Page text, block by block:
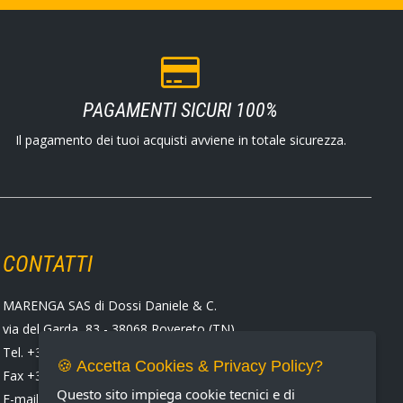
PAGAMENTI SICURI 100%
Il pagamento dei tuoi acquisti avviene in totale sicurezza.
CONTATTI
MARENGA SAS di Dossi Daniele & C.
via del Garda, 83 - 38068 Rovereto (TN)
Tel. +39 0464 424258
Fax +39 0464 430938
E-mail:
marenga@marenga.it
🍪 Accetta Cookies & Privacy Policy?
Questo sito impiega cookie tecnici e di